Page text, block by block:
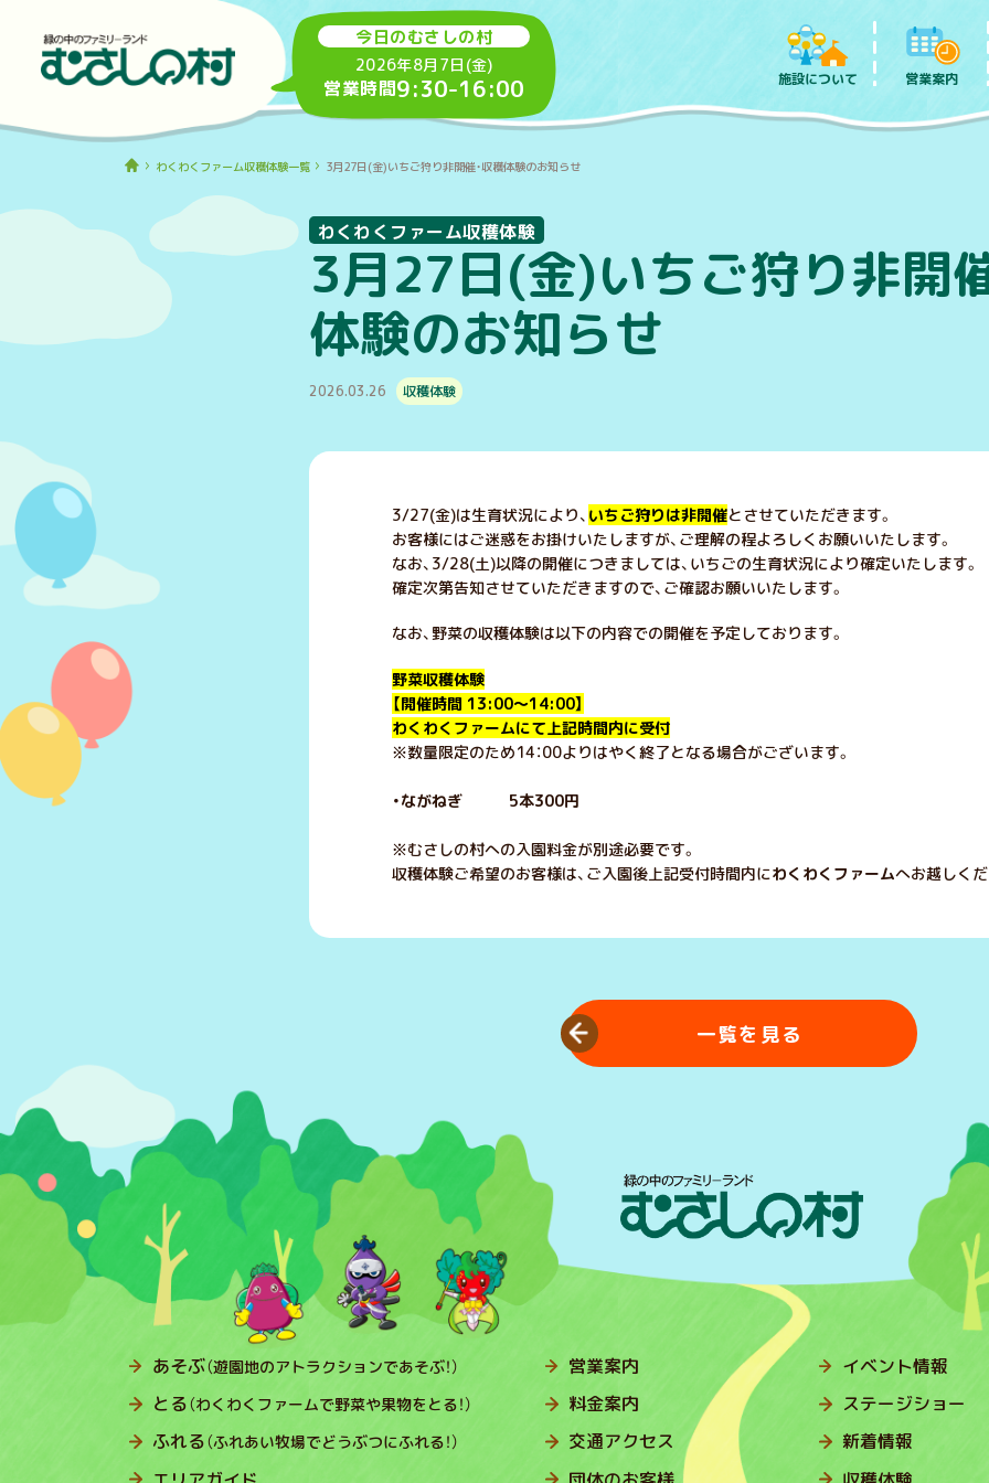
今日のむさしの村
2026年8月7日(金)
営業時間9:30-16:00 施設について 営業案内
わくわくファーム収穫体験一覧 3月27日(金)いちご狩り非開催・収穫体験のお知らせ
3月27日(金)いちご狩り非開
体験のお知らせ
わくわくファーム収穫体験
2026.03.26 収穫体験
3/27(金)は生育状況により、 いちご狩りは非開催とさせていただきます。
お客様にはご迷惑をお掛けいたしますが、ご理解の程よろしくお願いいたします。
なお、3/28(土)以降の開催につきましては、いちごの生育状況により確定いたします。
確定次第告知させていただきますので、ご確認お願いいたします。
なお、野菜の収穫体験は以下の内容での開催を予定しております。
野菜収穫体験
【開催時間 13:00～14:00】
わくわくファームにて上記時間内に受付
※数量限定のため14：00よりはやく終了となる場合がございます。
・ながねぎ 5本300円
※むさしの村への入園料金が別途必要です。
収穫体験ご希望のお客様は、ご入園後上記受付時間内にわくわくファームへお越しくだ
一覧を見る
あそぶ（遊園地のアトラクションであそぶ！）
とる（わくわくファームで野菜や果物をとる！）
ふれる（ふれあい牧場でどうぶつにふれる！）
営業案内
料金案内
交通アクセス
イベント情報
ステージショー
新着情報